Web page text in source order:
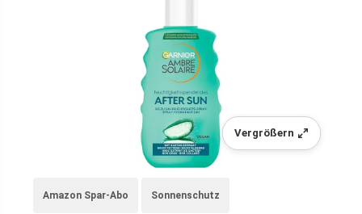
Vergrößern
Amazon Spar-Abo Sonnenschutz